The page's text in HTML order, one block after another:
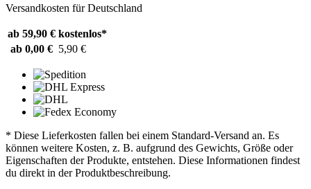
Versandkosten für Deutschland
ab 59,90 € kostenlos*
ab 0,00 € 5,90 €
* Diese Lieferkosten fallen bei einem Standard-Versand an. Es
können weitere Kosten, z. B. aufgrund des Gewichts, Größe oder
Eigenschaften der Produkte, entstehen. Diese Informationen findest
du direkt in der Produktbeschreibung.